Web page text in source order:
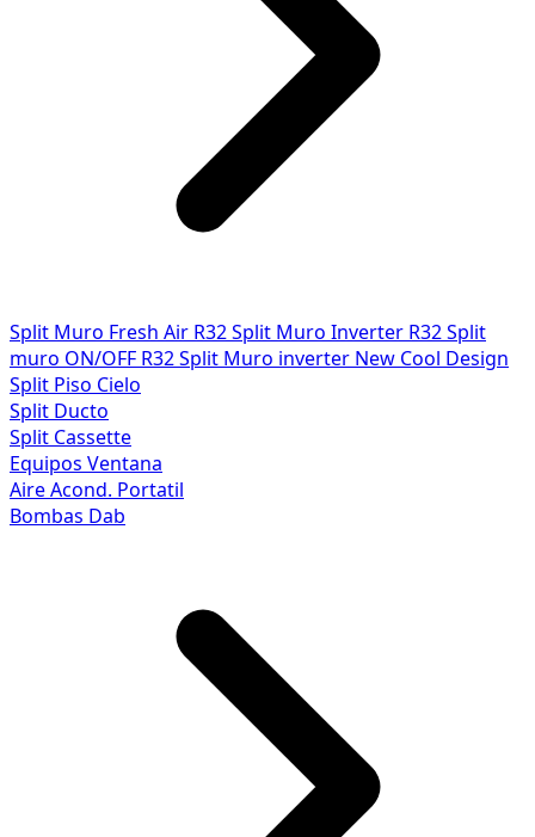
Split Muro Fresh Air R32Split Muro Inverter R32Split
muro ON/OFF R32Split Muro inverter New Cool Design
Split Piso Cielo
Split Ducto
Split Cassette
Equipos Ventana
Aire Acond. Portatil
Bombas Dab